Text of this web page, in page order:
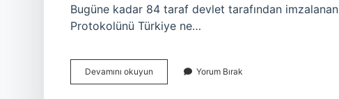
Bugüne kadar 84 taraf devlet tarafından
Protokolünü Türkiye ne…
Devamını okuyun
Protokolü
Yorum Bırak